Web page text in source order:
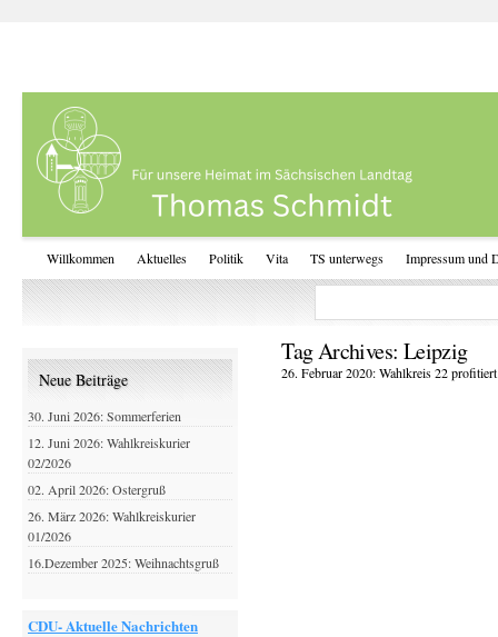
Willkommen Aktuelles Politik Vita TS unterwegs Impressum und
Tag Archives: Leipzig
26. Februar 2020: Wahlkreis 22
Neue Beiträge
30. Juni 2026: Sommerferien
12. Juni 2026: Wahlkreiskurier
02/2026
02. April 2026: Ostergruß
26. März 2026: Wahlkreiskurier
01/2026
16.Dezember 2025: Weihnachtsgruß
CDU- Aktuelle Nachrichten